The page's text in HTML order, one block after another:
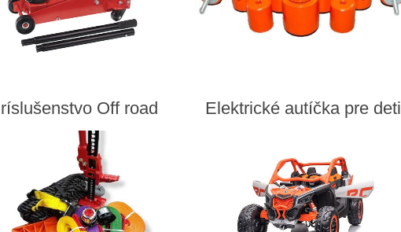
Off road Elektrické autíčka pre deti